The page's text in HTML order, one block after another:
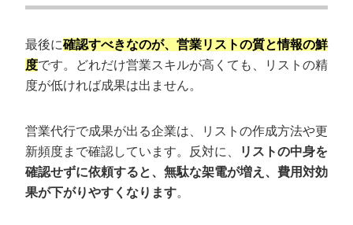
最後に確認すべきなのが、営業リストの質と情報の鮮
度です。どれだけ営業スキルが高くても、リストの精
度が低ければ成果は出ません。
営業代行で成果が出る企業は、リストの作成方法や更
新頻度まで確認しています。反対に、
リストの中身を
確認せずに依頼すると、無駄な架電が増え、費用対効
果が下がりやすくなります。